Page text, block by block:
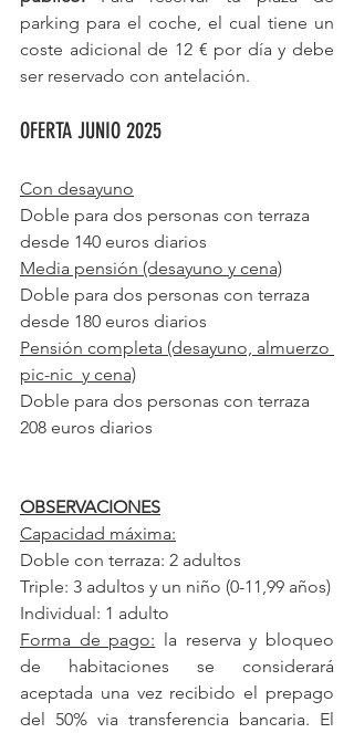
parking para el coche, el cual tiene un
coste adicional de 12 € por día y debe
ser reservado con antelación.
OFERTA JUNIO 2025
Con desayuno
Doble para dos personas con terraza
desde 140 euros diarios
Media pensión (desayuno y cena)
Doble para dos personas con terraza
desde 180 euros diarios
Pensión completa (desayuno, almuerzo
pic-nic  y cena)
Doble para dos personas con terraza
208 euros diarios
OBSERVACIONES
Capacidad máxima:
Doble con terraza: 2 adultos
Triple: 3 adultos y un niño (0-11,99 años)
Individual: 1 adulto
Forma de pago: la reserva y bloqueo
de habitaciones se considerará
aceptada una vez recibido el prepago
del 50% via transferencia bancaria. El